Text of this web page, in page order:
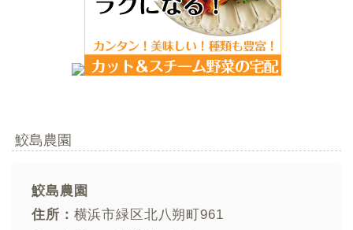
鮫島農園
鮫島農園
住所： 横浜市緑区北八朔町961